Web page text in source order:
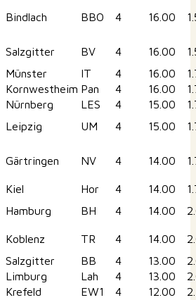
Bindlach BBO 4 16.00
Salzgitter BV 4 16.00
Münster IT 4 16.00
Kornwestheim Pan 4 16.00
Nürnberg LES 4 15.00
Leipzig UM 4 15.00
Gärtringen NV 4 14.00
Kiel Hor 4 14.00
Hamburg BH 4 14.00
Koblenz TR 4 14.00
Salzgitter BB 4 13.00
Limburg Lah 4 13.00
Krefeld EW1 4 12.00